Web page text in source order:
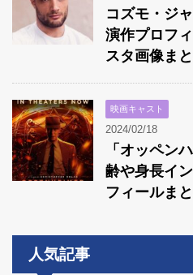
コズモ・ジ
演作プロフ
スタ画像ま
映画キャスト
2024/02/18
「オッペン
齢や身長イ
フィールま
人気記事